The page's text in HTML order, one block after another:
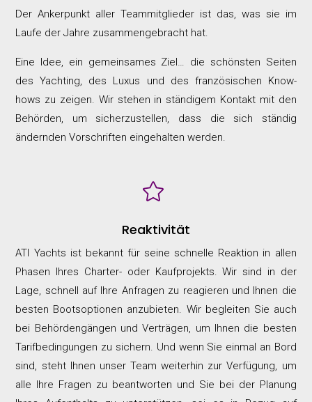
Der Ankerpunkt aller Teammitglieder ist das, was sie im
Laufe der Jahre zusammengebracht hat.
Eine Idee, ein gemeinsames Ziel… die schönsten Seiten
des Yachting, des Luxus und des französischen Know-
hows zu zeigen. Wir stehen in ständigem Kontakt mit den
Behörden, um sicherzustellen, dass die sich ständig
ändernden Vorschriften eingehalten werden.

Reaktivität
ATI Yachts ist bekannt für seine schnelle Reaktion in allen
Phasen Ihres Charter- oder Kaufprojekts. Wir sind in der
Lage, schnell auf Ihre Anfragen zu reagieren und Ihnen die
besten Bootsoptionen anzubieten. Wir begleiten Sie auch
bei Behördengängen und Verträgen, um Ihnen die besten
Tarifbedingungen zu sichern. Und wenn Sie einmal an Bord
sind, steht Ihnen unser Team weiterhin zur Verfügung, um
alle Ihre Fragen zu beantworten und Sie bei der Planung